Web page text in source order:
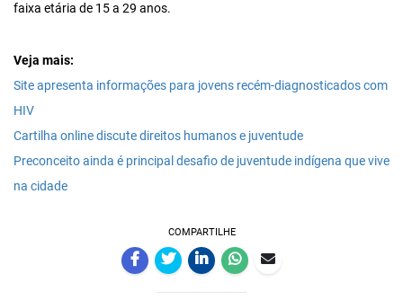
faixa etária de 15 a 29 anos.
Veja mais:
Site apresenta informações para jovens recém-diagnosticados com
HIV
Cartilha online discute direitos humanos e juventude
Preconceito ainda é principal desafio de juventude indígena que vive
na cidade
COMPARTILHE